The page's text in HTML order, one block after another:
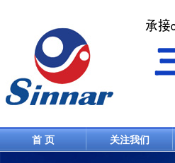
首 页 关注我们